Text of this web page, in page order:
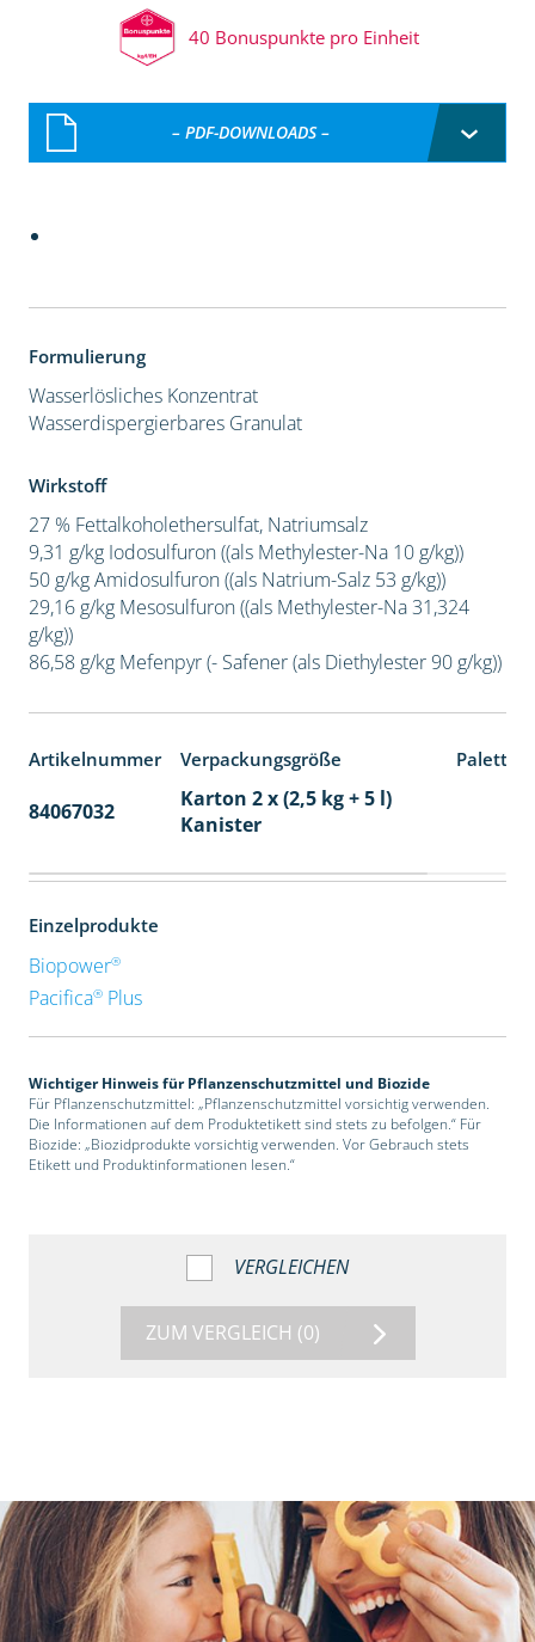
40 Bonuspunkte pro Einheit
– PDF-DOWNLOADS –
Formulierung
Wasserlösliches Konzentrat
Wasserdispergierbares Granulat
Wirkstoff
27 % Fettalkoholethersulfat, Natriumsalz
9,31 g/kg Iodosulfuron ((als Methylester-Na 10 g/kg))
50 g/kg Amidosulfuron ((als Natrium-Salz 53 g/kg))
29,16 g/kg Mesosulfuron ((als Methylester-Na 31,324
g/kg))
86,58 g/kg Mefenpyr (- Safener (als Diethylester 90 g/kg))
Artikelnummer Verpackungsgröße
84067032
Karton 2 x (2,5 kg + 5 l)
Kanister
Einzelprodukte
Biopower®
Pacifica®Plus
Wichtiger Hinweis für Pflanzenschutzmittel und Biozide
Für Pflanzenschutzmittel: „Pflanzenschutzmittel vorsichtig verwenden.
Die Informationen auf dem Produktetikett sind stets zu befolgen.“ Für
Biozide: „Biozidprodukte vorsichtig verwenden. Vor Gebrauch stets
Etikett und Produktinformationen lesen.“
VERGLEICHEN
ZUM VERGLEICH (0)